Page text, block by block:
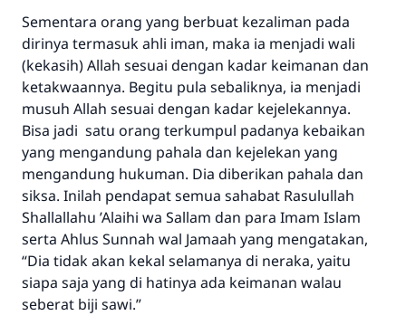
Sementara orang yang berbuat kezaliman pada
dirinya termasuk ahli iman, maka ia menjadi wali
(kekasih) Allah sesuai dengan kadar keimanan dan
ketakwaannya. Begitu pula sebaliknya, ia menjadi
musuh Allah sesuai dengan kadar kejelekannya.
Bisa jadi satu orang terkumpul padanya kebaikan
yang mengandung pahala dan kejelekan yang
mengandung hukuman. Dia diberikan pahala dan
siksa. Inilah pendapat semua sahabat Rasulullah
Shallallahu ’Alaihi wa Sallam dan para Imam Islam
serta Ahlus Sunnah wal Jamaah yang mengatakan,
“Dia tidak akan kekal selamanya di neraka, yaitu
siapa saja yang di hatinya ada keimanan walau
seberat biji sawi.”